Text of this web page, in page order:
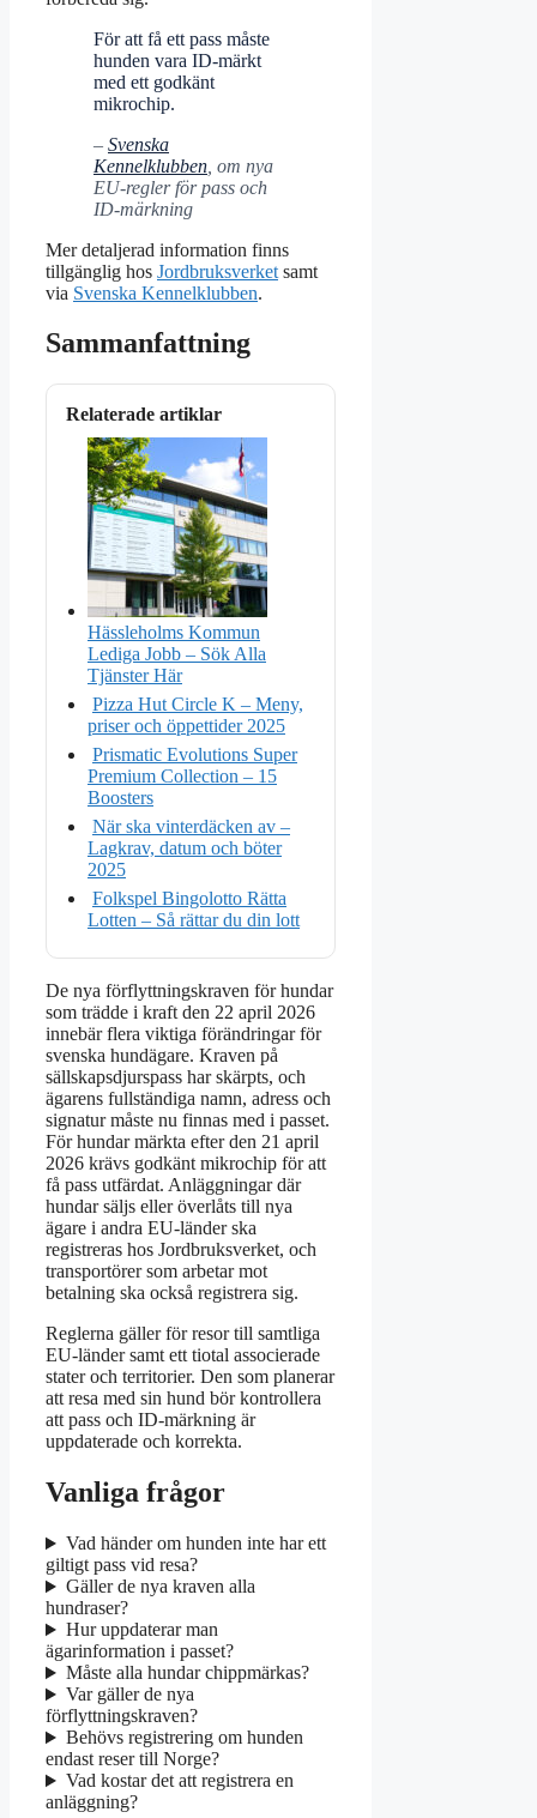
För att få ett pass måste
hunden vara ID-märkt
med ett godkänt
mikrochip.
– Svenska
Kennelklubben , om nya
EU-regler för pass och
ID-märkning
Mer detaljerad information finns
tillgänglig hos Jordbruksverket samt
via Svenska Kennelklubben.
Sammanfattning
Relaterade artiklar
Hässleholms Kommun
Lediga Jobb – Sök Alla
Tjänster Här
Pizza Hut Circle K – Meny,
priser och öppettider 2025
Prismatic Evolutions Super
Premium Collection – 15
Boosters
När ska vinterdäcken av –
Lagkrav, datum och böter
2025
Folkspel Bingolotto Rätta
Lotten – Så rättar du din lott
De nya förflyttningskraven för hundar
som trädde i kraft den 22 april 2026
innebär flera viktiga förändringar för
svenska hundägare. Kraven på
sällskapsdjurspass har skärpts, och
ägarens fullständiga namn, adress och
signatur måste nu finnas med i passet.
För hundar märkta efter den 21 april
2026 krävs godkänt mikrochip för att
få pass utfärdat. Anläggningar där
hundar säljs eller överlåts till nya
ägare i andra EU-länder ska
registreras hos Jordbruksverket, och
transportörer som arbetar mot
betalning ska också registrera sig.
Reglerna gäller för resor till samtliga
EU-länder samt ett tiotal associerade
stater och territorier. Den som planerar
att resa med sin hund bör kontrollera
att pass och ID-märkning är
uppdaterade och korrekta.
Vanliga frågor
Vad händer om hunden inte har ett
giltigt pass vid resa?
Gäller de nya kraven alla
hundraser?
Hur uppdaterar man
ägarinformation i passet?
Måste alla hundar chippmärkas?
Var gäller de nya
förflyttningskraven?
Behövs registrering om hunden
endast reser till Norge?
Vad kostar det att registrera en
anläggning?